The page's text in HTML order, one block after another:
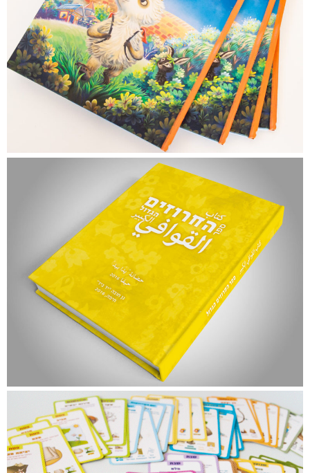
מי יבוא אתי?